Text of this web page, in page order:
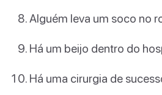
Alguém leva um soco no
Há um beijo dentro do
Há uma cirurgia de